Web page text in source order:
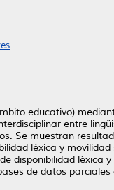
.
educativo)
entre
Se muestran
léxica y
disponibilidad léxica
de datos